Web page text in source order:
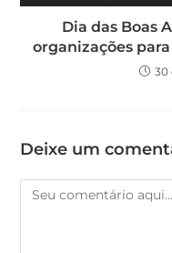
Dia das Boas
organizações
30
Deixe um